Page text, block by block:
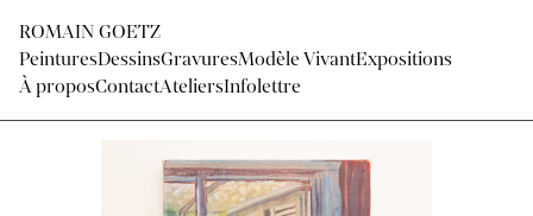
ROMAIN GOETZ
PeinturesDessinsGravuresModèle VivantExpositions
À proposContactAteliersInfolettre